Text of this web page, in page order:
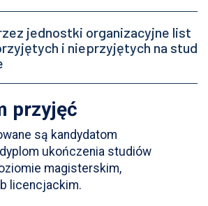
jednostki organizacyjne list
i nieprzyjętych na studia
przyjęć
są kandydatom
ukończenia studiów
magisterskim,
licencjackim.